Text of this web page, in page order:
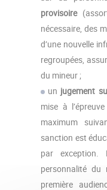
provisoire
nécessaire, des
d’une nouvelle
regroupées,
du mineur ;
un jugement
mise à
maximum
sanction est
par
personnalité
première